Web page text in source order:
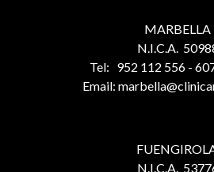
MARBELLA
N.I.C.A.
Tel: 952 112 556 -
Email:
N.I.C.A.